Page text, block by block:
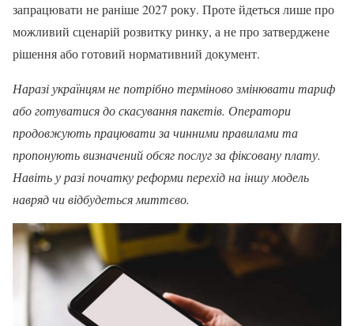
запрацювати не раніше 2027 року. Проте йдеться лише про
можливий сценарій розвитку ринку, а не про затверджене
рішення або готовий нормативний документ.
Наразі українцям не потрібно терміново змінювати тариф
або готуватися до скасування пакетів. Оператори
продовжують працювати за чинними правилами та
пропонують визначений обсяг послуг за фіксовану плату.
Навіть у разі початку реформи перехід на іншу модель
навряд чи відбудеться миттєво.